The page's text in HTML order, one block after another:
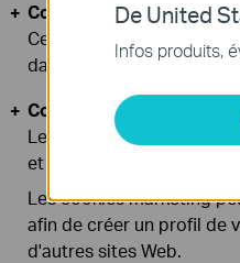
De United
Infos produits,
Cookies basiques
Ces cookies sont
dans vos systèmes.
Cookies d'analyse et
Les cookies d'analyse
et ajuster les
Les cookies marketing
afin de créer un profil de
d'autres sites Web.